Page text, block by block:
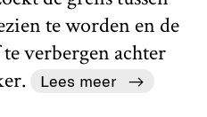
te worden en de
verbergen achter
Lees meer